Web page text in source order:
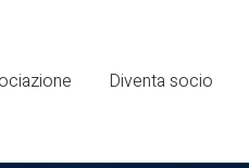
Diventa socio